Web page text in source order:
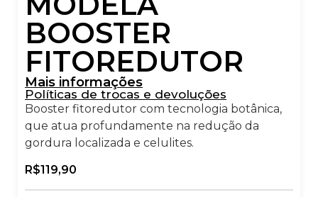
BOOSTER
FITOREDUTOR
Mais informações
Políticas de trocas e devoluções
Booster fitoredutor com tecnologia botânica,
que atua profundamente na redução da
gordura localizada e celulites.
R$119,90